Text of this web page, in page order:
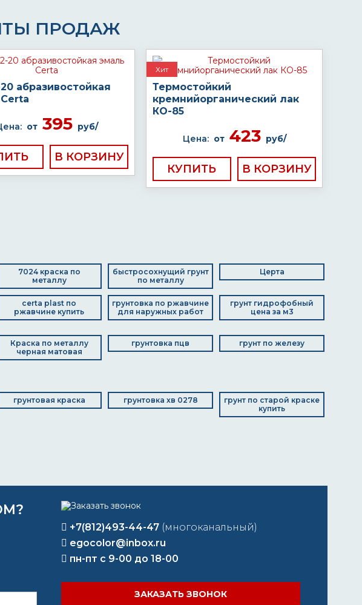
ПРОДАЖ
абразивостойкая
от395 руб/
Хит
Термостойкий
кремнийорганический лак
КО-85
Цена: от423 руб/
КУПИТЬ
7024 краска по
металлу
быстросохнущий грунт
по металлу
Церта
certa plast по
ржавчине купить
грунтовка по ржавчине
для наружных работ
грунт гидрофобный
цена за м3
Краска по металлу
черная матовая
грунтовка пцв грунт по железу
грунтовая краска грунтовка хв 0278
грунт по старой краске
купить
+7(812)493-44-47 (многоканальный)
egocolor@inbox.ru
пн-пт с 9-00 до 18-00
ЗАКАЗАТЬ ЗВОНОК